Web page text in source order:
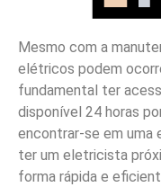
Mesmo com a
elétricos podem
fundamental ter
disponível 24 horas
encontrar-se em uma
ter um eletricista
forma rápida e